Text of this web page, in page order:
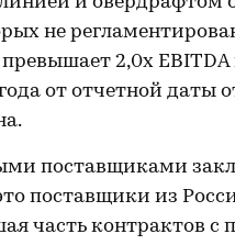
не
2,0х
от отчетной даты
поставщиками
поставщики из
часть контрактов